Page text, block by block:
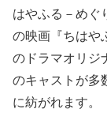
はやふる－めぐ
の映画『ちはや
のドラマオリジ
のキャストが多
に紡がれます。